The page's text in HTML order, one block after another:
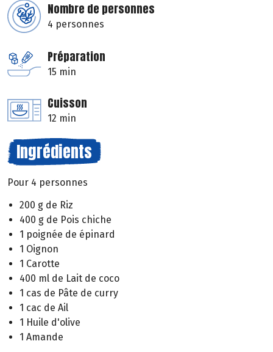
Nombre de personnes
4 personnes
Préparation
15 min
Cuisson
12 min
Ingrédients
Pour 4 personnes
200 g de Riz
400 g de Pois chiche
1 poignée de épinard
1 Oignon
1 Carotte
400 ml de Lait de coco
1 cas de Pâte de curry
1 cac de Ail
1 Huile d'olive
1 Amande